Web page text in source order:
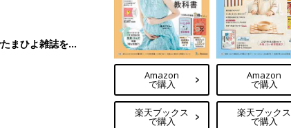
まひよ雑誌を買
間限定】
Amazon
で購入
楽天ブックス
で購入
Amazon
で購入
楽天ブックス
で購入